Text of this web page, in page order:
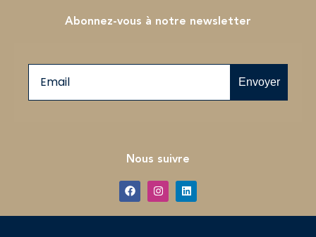
Abonnez-vous à notre newsletter
Envoyer
Nous suivre